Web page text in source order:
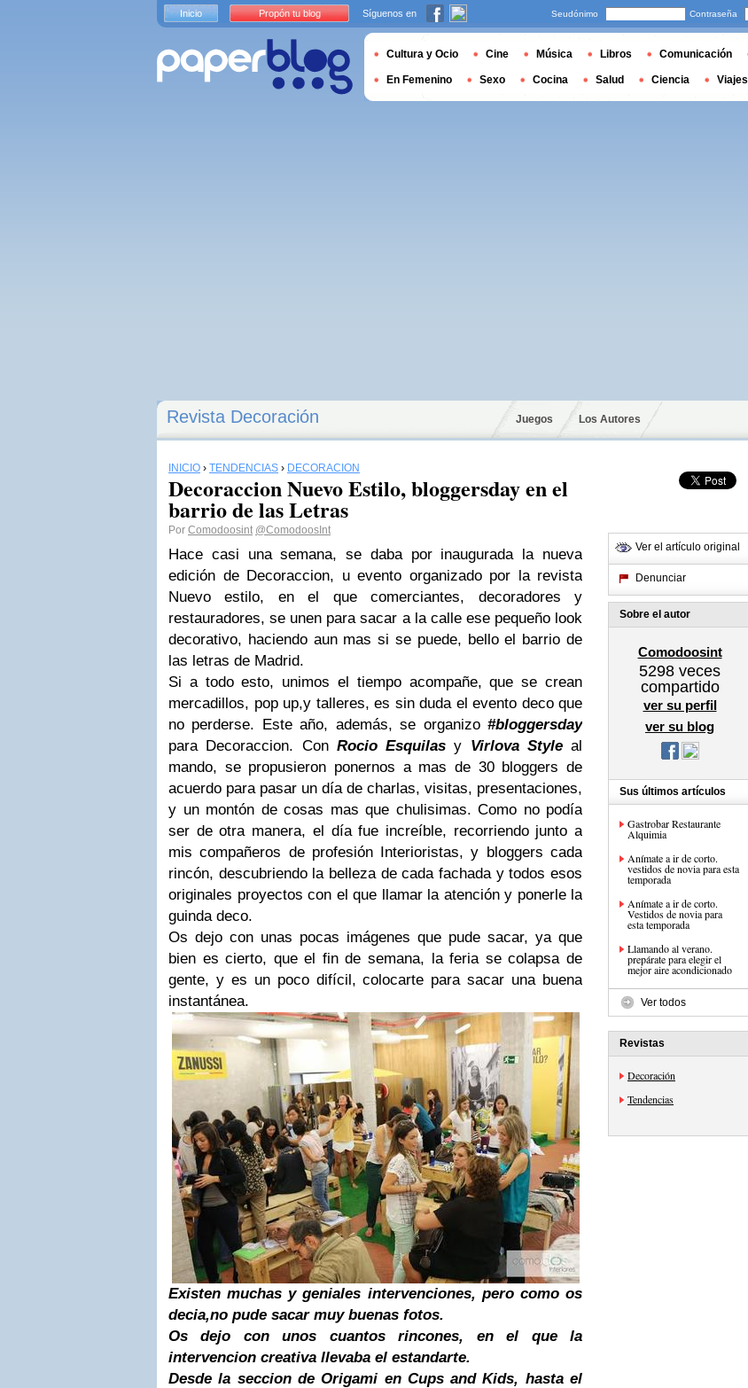
Revista Decoración Juegos Los Autores
INICIO › TENDENCIAS › DECORACIÓN
Decoraccion Nuevo Estilo, bloggersday en el
barrio de las Letras
Por Comodoosint @ComodoosInt
Hace casi una semana, se daba por inaugurada la nueva
edición de Decoraccion, u evento organizado por la revista
Nuevo estilo, en el que comerciantes, decoradores y
restauradores, se unen para sacar a la calle ese pequeño look
decorativo, haciendo aun mas si se puede, bello el barrio de
las letras de Madrid.
Si a todo esto, unimos el tiempo acompañe, que se crean
mercadillos, pop up,y talleres, es sin duda el evento deco que
no perderse. Este año, además, se organizo #bloggersday
para Decoraccion. Con Rocio Esquilas y Virlova Styleal
mando, se propusieron ponernos a mas de 30 bloggers de
acuerdo para pasar un día de charlas, visitas, presentaciones,
y un montón de cosas mas que chulisimas. Como no podía
ser de otra manera, el día fue increíble, recorriendo junto a
mis compañeros de profesión Interioristas, y bloggers cada
rincón, descubriendo la belleza de cada fachada y todos esos
originales proyectos con el que llamar la atención y ponerle la
guinda deco.
Os dejo con unas pocas imágenes que pude sacar, ya que
bien es cierto, que el fin de semana, la feria se colapsa de
gente, y es un poco difícil, colocarte para sacar una buena
instantánea.
Existen muchas y geniales intervenciones, pero como os
decia,no pude sacar muy buenas fotos.
Os dejo con unos cuantos rincones, en el que la
intervencion creativa llevaba el estandarte.
Desde la seccion de Origami en Cups and Kids, hasta el
Ver el artículo original
Denunciar
Sobre el autor
Comodoosint
5298 veces
compartido
ver su perfil
ver su blog
Sus últimos artículos
Gastrobar Restaurante
Alquimia
Anímate a ir de corto.
vestidos de novia para esta
temporada
Anímate a ir de corto.
Vestidos de novia para
esta temporada
Llamando al verano.
prepárate para elegir el
mejor aire acondicionado
Ver todos
Revistas
Decoración
Tendencias
Inicio Propón tu blog Síguenos en Seudónimo Contraseña
Cultura y Ocio Cine Música Libros Comunicación
En Femenino Sexo Cocina Salud Ciencia Viajes